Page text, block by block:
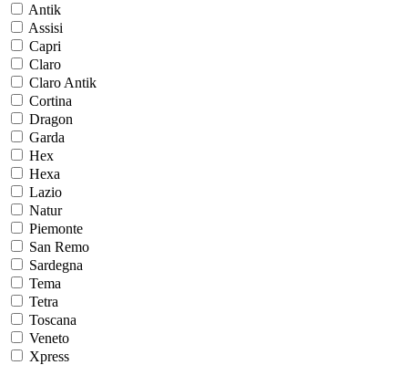
Antik
Assisi
Capri
Claro
Claro Antik
Cortina
Dragon
Garda
Hex
Hexa
Lazio
Natur
Piemonte
San Remo
Sardegna
Tema
Tetra
Toscana
Veneto
Xpress